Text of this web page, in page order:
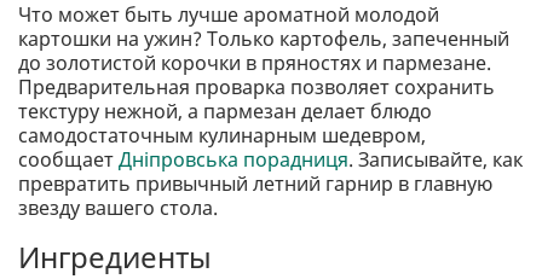
Что может быть лучше ароматной молодой
картошки на ужин? Только картофель, запеченный
до золотистой корочки в пряностях и пармезане.
Предварительная проварка позволяет сохранить
текстуру нежной, а пармезан делает блюдо
самодостаточным кулинарным шедевром,
сообщаетДніпровська порадниця. Записывайте, как
превратить привычный летний гарнир в главную
звезду вашего стола.
Ингредиенты